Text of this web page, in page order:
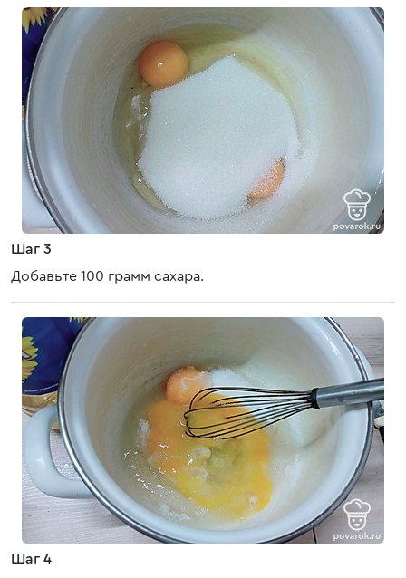
Шаг 3
Добавьте 100 грамм сахара.
Шаг 4